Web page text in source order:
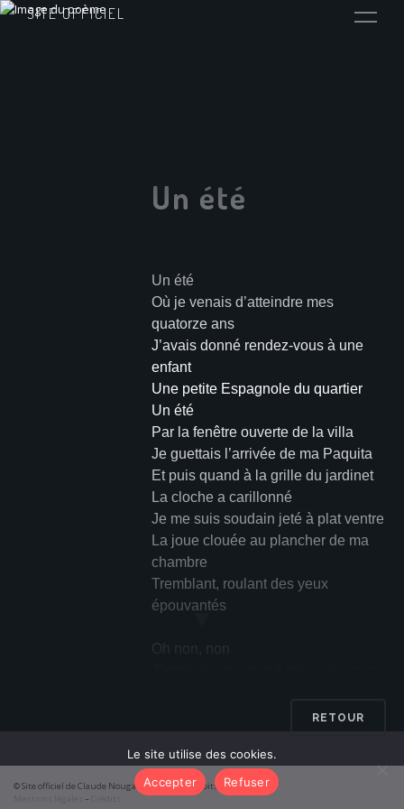
SITE OFFICIEL
Un été
Un été
Où je venais d’atteindre mes
quatorze ans
J’avais donné rendez-vous à une
enfant
Une petite Espagnole du quartier
Un été
Par la fenêtre ouverte de la villa
Je guettais l’arrivée de ma Paquita
Et puis quand à la grille du jardinet
La cloche a carillonné
Je me suis soudain jeté à plat ventre
La joue clouée au plancher de ma
chambre
Tremblant, roulant des yeux
épouvantés
Oh non, non
Et j’attendis dans une terreur sans
Qu’on me mît en présence de l’été
Et l’été
L’était là, debout, au milieu de ma
▼
RETOUR
© Site officiel de Claude Nougaro 2026 – Tous droits réservés
–
Le site utilise des cookies.
Accepter
Refuser